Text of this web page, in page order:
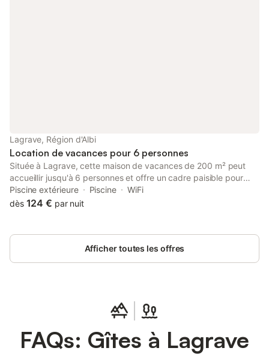
Lagrave, Région d'Albi
Location de vacances pour 6 personnes
Située à Lagrave, cette maison de vacances de 200 m² peut
accueillir jusqu'à 6 personnes et offre un cadre paisible pour
ceux qui visitent la région du Tarn. La propriété dispose d'une
piscine privée et d'un jardin clos, offrant un espace de détente
comprenant 1 chambre avec un lit double, 3 salles de bains et
un espace de vie avec canapé, télévision à écran plat et un
salon commun. La cuisine est équipée d'un four, d'un lave-
disponible dans tout l'établissement et le coin repas offre un
espace confortable pour les repas ou pour se détendre après
une journée d'exploration locale. À l'extérieur, vous trouverez
une terrasse, un jardin et une piscine privée avec bâche et
chaises longues, offrant une vue sur le jardin et la piscine. Un
Piscine extérieure Piscine
WiFi
dès 124 € par nuit
Afficher toutes les offres
FAQs: Gîtes à Lagrave